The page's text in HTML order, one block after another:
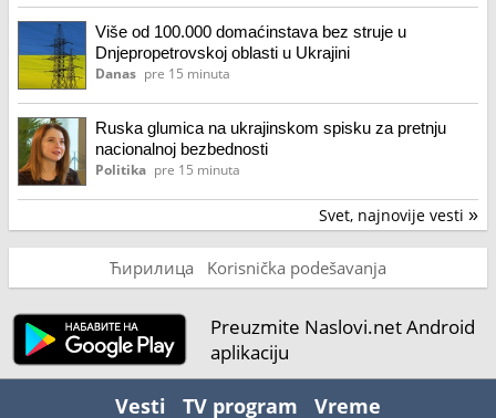
Više od 100.000 domaćinstava bez struje u
Dnjepropetrovskoj oblasti u Ukrajini
Danas pre 15 minuta
Ruska glumica na ukrajinskom spisku za pretnju
nacionalnoj bezbednosti
Politika pre 15 minuta
Svet, najnovije vesti »
Ћирилица Korisnička podešavanja
Preuzmite Naslovi.net Android
aplikaciju
Vesti TV program Vreme